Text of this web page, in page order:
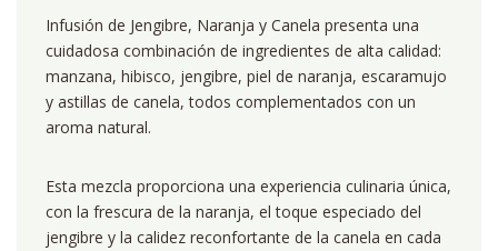
Infusión de Jengibre, Naranja y Canela presenta una
cuidadosa combinación de ingredientes de alta calidad:
manzana, hibisco, jengibre, piel de naranja, escaramujo
y astillas de canela, todos complementados con un
aroma natural.
Esta mezcla proporciona una experiencia culinaria única,
con la frescura de la naranja, el toque especiado del
jengibre y la calidez reconfortante de la canela en cada